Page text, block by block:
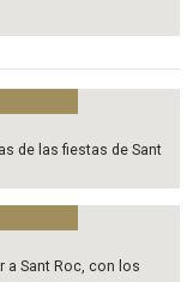
de las fiestas de Sant
a Sant Roc, con los